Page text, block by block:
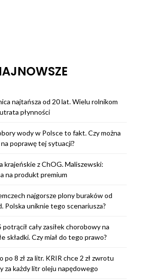
najtańsza od 20 lat. Wielu rolnikom
płynności
wody w Polsce to fakt. Czy można
poprawę tej sytuacji?
krajeńskie z ChOG. Maliszewski:
na produkt premium
najgorsze plony buraków od
Polska uniknie tego scenariusza?
potrącił cały zasiłek chorobowy na
składki. Czy miał do tego prawo?
po 8 zł za litr. KRIR chce 2 zł zwrotu
za każdy litr oleju napędowego